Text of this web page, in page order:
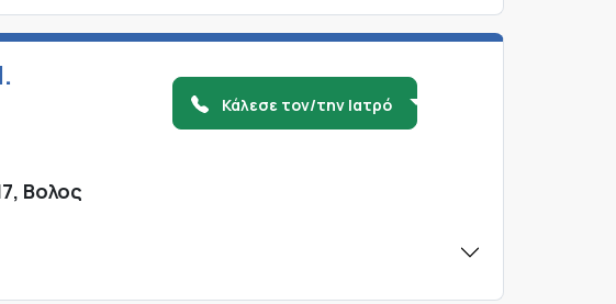
Βολος
Κάλεσε τον/την Ιατρό